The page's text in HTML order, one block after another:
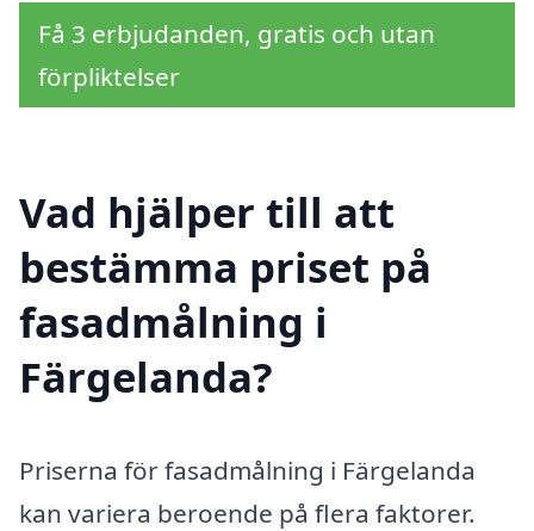
Få 3 erbjudanden, gratis och utan
förpliktelser
Vad hjälper till att
bestämma priset på
fasadmålning i
Färgelanda?
Priserna för fasadmålning i Färgelanda
kan variera beroende på flera faktorer.